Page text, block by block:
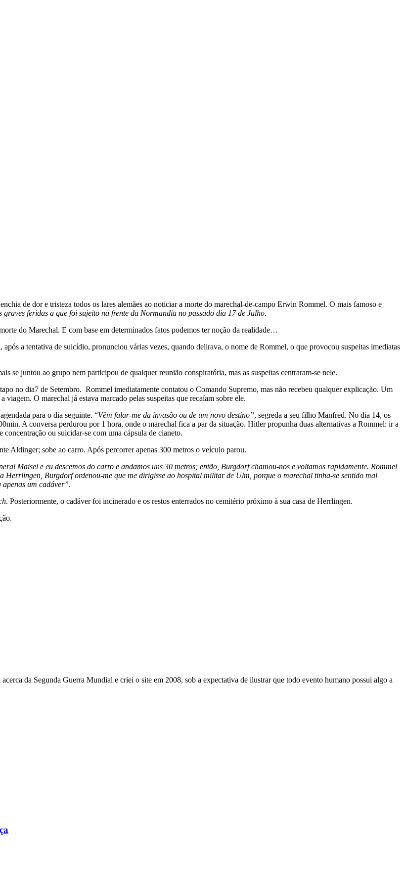
de dor e tristeza todos os lares alemães ao noticiar a morte do marechal-de-campo Erwin Rommel. O mais famoso e
graves feridas a que foi sujeito na frente da Normandia no passado dia 17 de Julho.
do Marechal. E com base em determinados fatos podemos ter noção da realidade…
a tentativa de suicídio, pronunciou várias vezes, quando delirava, o nome de Rommel, o que provocou suspeitas imediatas
se juntou ao grupo nem participou de qualquer reunião conspiratória, mas as suspeitas centraram-se nele.
no dia7 de Setembro. Rommel imediatamente contatou o Comando Supremo, mas não recebeu qualquer explicação. Um
O marechal já estava marcado pelas suspeitas que recaíam sobre ele.
para o dia seguinte. “Vêm falar-me da invasão ou de um novo destino”, segreda a seu filho Manfred. No dia 14, os
A conversa perdurou por 1 hora, onde o marechal fica a par da situação. Hitler propunha duas alternativas a Rommel: ir a
ou suicidar-se com uma cápsula de cianeto.
Aldinger; sobe ao carro. Após percorrer apenas 300 metros o veículo parou.
Maisel e eu descemos do carro e andamos uns 30 metros; então, Burgdorf chamou-nos e voltamos rapidamente. Rommel
Herrlingen, Burgdorf ordenou-me que me dirigisse ao hospital militar de Ulm, porque o marechal tinha-se sentido mal
um cadáver”.
. Posteriormente, o cadáver foi incinerado e os restos enterrados no cemitério próximo à sua casa de Herrlingen.
da Segunda Guerra Mundial e criei o site em 2008, sob a expectativa de ilustrar que todo evento humano possui algo a